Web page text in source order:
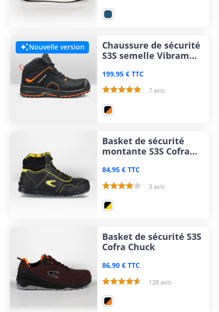
Nouvelle version
Chaussure de sécurité
S3S semelle Vibram
Mid
199,95 € TTC
7 avis
Basket de sécurité
montante S3S Cofra
84,95 € TTC
3 avis
Basket de sécurité S3S
Cofra Chuck
86,90 € TTC
128 avis